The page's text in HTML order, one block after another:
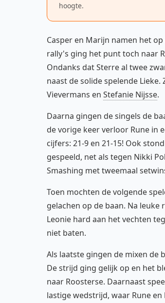
hoogte.
Casper en Marijn namen het
rally's ging het punt toch naar
Ondanks dat Sterre al twee
naast de solide spelende
Vievermans en Stefanie Nijsse.
Daarna gingen de singels de
de vorige keer verloor Rune in
cijfers: 21-9 en 21-15! Ook
gespeeld, net als tegen Nikki
Smashing met tweemaal
Toen mochten de volgende
gelachen op de baan. Na
Leonie hard aan het vechten
niet baten.
Als laatste gingen de mixen de
De strijd ging gelijk op en het
naar Roosterse. Daarnaast
lastige wedstrijd, waar Rune